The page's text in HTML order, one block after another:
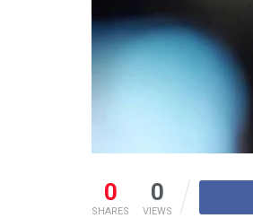
0
SHARES
0
VIEWS